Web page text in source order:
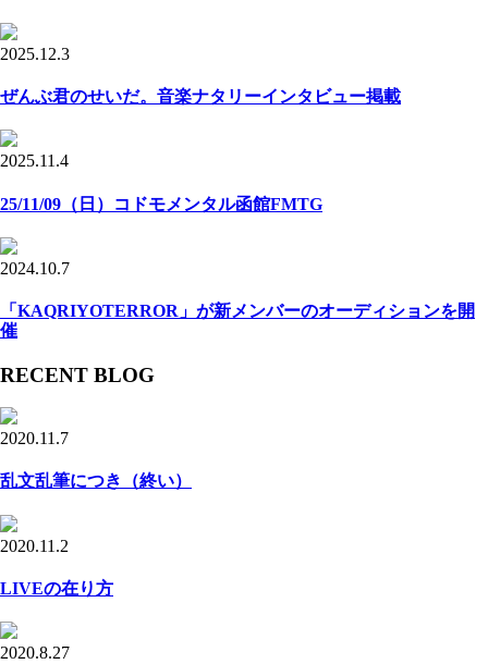
2025.12.3
ぜんぶ君のせいだ。音楽ナタリーインタビュー掲載
2025.11.4
25/11/09（日）コドモメンタル函館FMTG
2024.10.7
「KAQRIYOTERROR」が新メンバーのオーディションを開
催
RECENT BLOG
2020.11.7
乱文乱筆につき（終い）
2020.11.2
LIVEの在り方
2020.8.27